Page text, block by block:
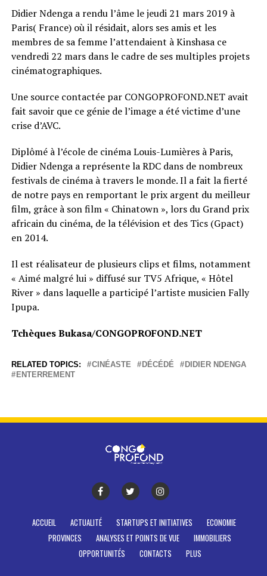
Didier Ndenga a rendu l’âme le jeudi 21 mars 2019 à
Paris( France) où il résidait, alors ses amis et les
membres de sa femme l’attendaient à Kinshasa ce
vendredi 22 mars dans le cadre de ses multiples projets
cinématographiques.
Une source contactée par CONGOPROFOND.NET avait
fait savoir que ce génie de l’image a été victime d’une
crise d’AVC.
Diplômé à l’école de cinéma Louis-Lumières à Paris,
Didier Ndenga a représente la RDC dans de nombreux
festivals de cinéma à travers le monde. Il a fait la fierté
de notre pays en remportant le prix argent du meilleur
film, grâce à son film « Chinatown », lors du Grand prix
africain du cinéma, de la télévision et des Tics (Gpact)
en 2014.
Il est réalisateur de plusieurs clips et films, notamment
« Aimé malgré lui » diffusé sur TV5 Afrique, « Hôtel
River » dans laquelle a participé l’artiste musicien Fally
Ipupa.
Tchèques Bukasa/CONGOPROFOND.NET
RELATED TOPICS: CINÉASTE DÉCÉDÉ
DIDIER NDENGA
ENTERREMENT
ACCUEIL ACTUALITÉ STARTUPS ET INITIATIVES
ECONOMIE
PROVINCES
ANALYSES ET POINTS DE VUE
IMMOBILIERS
OPPORTUNITÉS
CONTACTS PLUS